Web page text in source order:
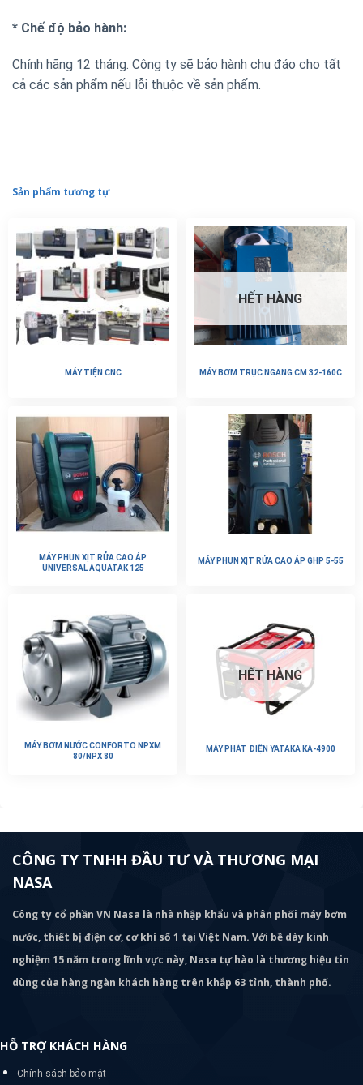
* Chế độ bảo hành:
Chính hãng 12 tháng. Công ty sẽ bảo hành chu đáo cho tất
cả các sản phẩm nếu lỗi thuộc về sản phẩm.
Sản phẩm tương tự
MÁY TIỆN CNC
HẾT HÀNG
MÁY BƠM TRỤC NGANG CM 32-160C
MÁY PHUN XỊT RỬA CAO ÁP
UNIVERSAL AQUATAK 125
MÁY PHUN XỊT RỬA CAO ÁP GHP 5-55
MÁY BƠM NƯỚC CONFORTO NPXM
80/NPX 80
HẾT HÀNG
MÁY PHÁT ĐIỆN YATAKA KA-4900
CÔNG TY TNHH ĐẦU TƯ VÀ THƯƠNG MẠI
NASA
Công ty cổ phần VN Nasa là nhà nhập khẩu và phân phối máy bơm
nước, thiết bị điện cơ, cơ khí số 1 tại Việt Nam. Với bề dày kinh
nghiệm 15 năm trong lĩnh vực này, Nasa tự hào là thương hiệu tin
dùng của hàng ngàn khách hàng trên khắp 63 tỉnh, thành phố.
HỖ TRỢ KHÁCH HÀNG
Chính sách bảo mật